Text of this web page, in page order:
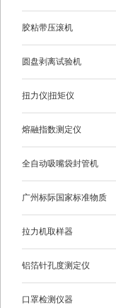
胶粘带压滚机
圆盘剥离试验机
扭力仪|扭矩仪
熔融指数测定仪
全自动吸嘴袋封管机
广州标际国家标准物质
拉力机取样器
铝箔针孔度测定仪
口罩检测仪器